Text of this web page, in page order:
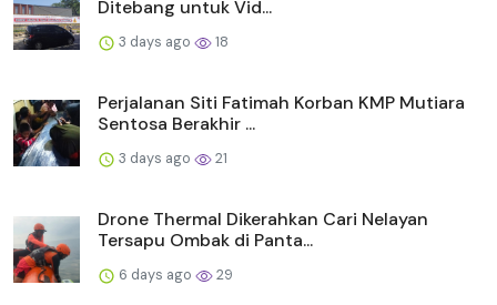
Ditebang untuk Vid...
3 days ago 18
Perjalanan Siti Fatimah Korban KMP Mutiara
Sentosa Berakhir ...
3 days ago 21
Drone Thermal Dikerahkan Cari Nelayan
Tersapu Ombak di Panta...
6 days ago 29